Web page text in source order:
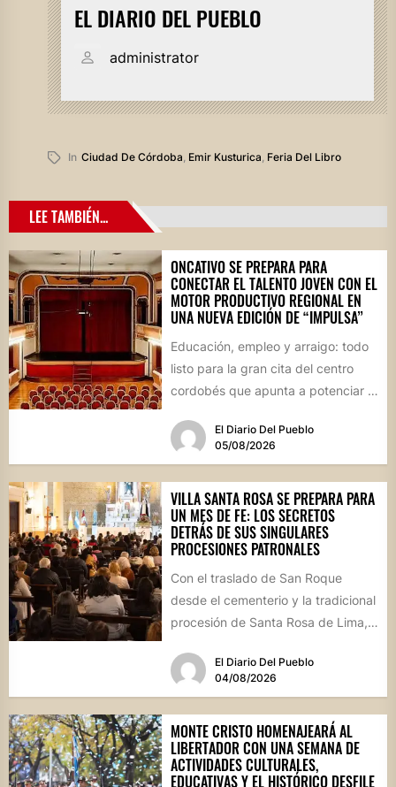
EL DIARIO DEL PUEBLO
administrator
In Ciudad De Córdoba Emir Kusturica Feria Del Libro
LEE TAMBIÉN...
ONCATIVO SE PREPARA PARA
CONECTAR EL TALENTO JOVEN CON EL
MOTOR PRODUCTIVO REGIONAL EN
UNA NUEVA EDICIÓN DE “IMPULSA”
Educación, empleo y arraigo: todo
listo para la gran cita del centro
cordobés que apunta a potenciar el
El Diario Del Pueblo
05/08/2026
VILLA SANTA ROSA SE PREPARA PARA
UN MES DE FE: LOS SECRETOS
DETRÁS DE SUS SINGULARES
PROCESIONES PATRONALES
Con el traslado de San Roque
desde el cementerio y la tradicional
procesión de Santa Rosa de Lima,
El Diario Del Pueblo
04/08/2026
MONTE CRISTO HOMENAJEARÁ AL
LIBERTADOR CON UNA SEMANA DE
ACTIVIDADES CULTURALES,
EDUCATIVAS Y EL HISTÓRICO DESFILE